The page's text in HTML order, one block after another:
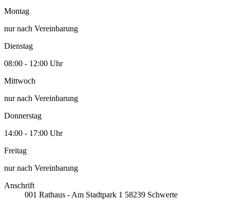
Montag
nur nach Vereinbarung
Dienstag
08:00 - 12:00 Uhr
Mittwoch
nur nach Vereinbarung
Donnerstag
14:00 - 17:00 Uhr
Freitag
nur nach Vereinbarung
Anschrift
001 Rathaus - Am Stadtpark 1 58239 Schwerte